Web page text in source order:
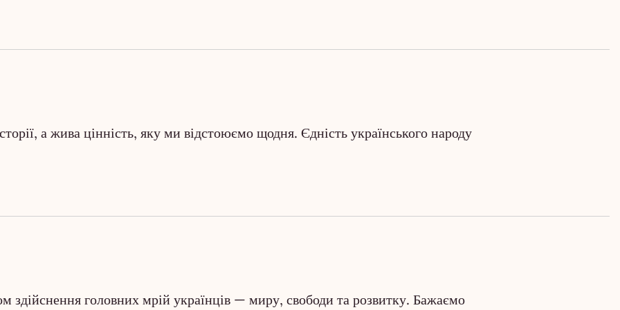
а жива цінність, яку ми відстоюємо щодня. Єдність українського народу
головних мрій українців — миру, свободи та розвитку. Бажаємо